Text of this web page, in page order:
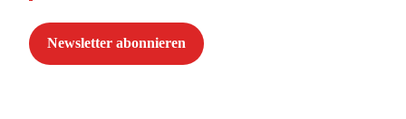
Newsletter abonnieren